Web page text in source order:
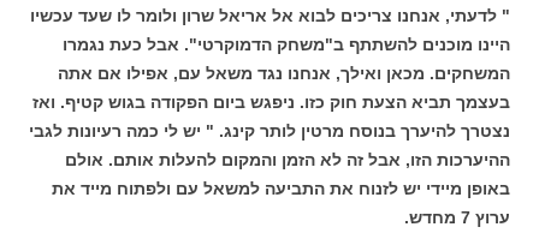
" לדעתי, אנחנו צריכים לבוא אל אריאל שרון ולומר לו שעד עכשיו
היינו מוכנים להשתתף ב"משחק הדמוקרטי". אבל כעת נגמרו
המשחקים. מכאן ואילך, אנחנו נגד משאל עם, אפילו אם אתה
בעצמך תביא הצעת חוק כזו. ניפגש ביום הפקודה בגוש קטיף. ואז
נצטרך להיערך בנוסח מרטין לותר קינג. " יש לי כמה רעיונות לגבי
ההיערכות הזו, אבל זה לא הזמן והמקום להעלות אותם. אולם
באופן מיידי יש לזנוח את התביעה למשאל עם ולפתוח מייד את
ערוץ 7 מחדש.